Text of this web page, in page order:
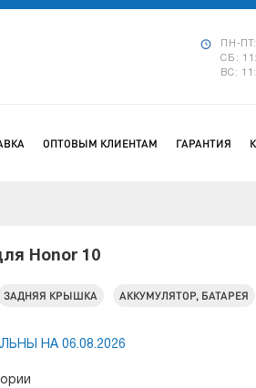
ПН-
СБ:
ВС:
ОПТОВЫМ КЛИЕНТАМ ГАРАНТИЯ
Honor 10
ЗАДНЯЯ КРЫШКА АККУМУЛЯТОР, БАТАРЕЯ
НА 06.08.2026